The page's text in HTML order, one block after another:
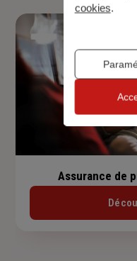
Assurance de
cookies.